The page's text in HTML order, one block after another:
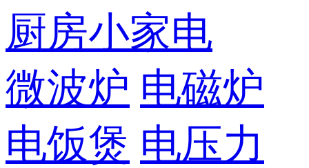
厨房小家电
微波炉 电磁炉
电饭煲 电压力